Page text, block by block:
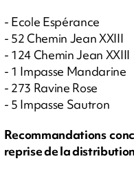
- Ecole Espérance
- 52 Chemin Jean XXIII
- 124 Chemin Jean XXIII
- 1 Impasse Mandarine
- 273 Ravine Rose
- 5 Impasse Sautron
Recommandations
reprise de la distribution